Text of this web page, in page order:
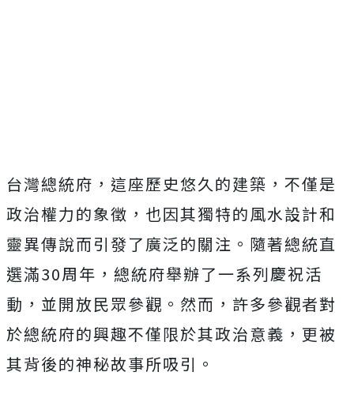
台灣總統府，這座歷史悠久的建築，不僅是
政治權力的象徵，也因其獨特的風水設計和
靈異傳說而引發了廣泛的關注。隨著總統直
選滿30周年，總統府舉辦了一系列慶祝活
動，並開放民眾參觀。然而，許多參觀者對
於總統府的興趣不僅限於其政治意義，更被
其背後的神秘故事所吸引。